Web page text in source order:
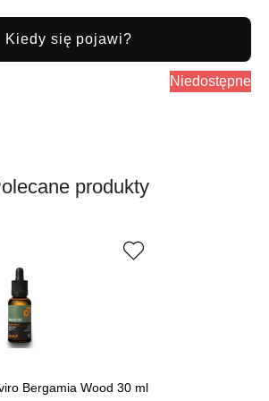
Niedostępne
Kiedy się pojawi?
produkty
Bergamia Wood 30 ml